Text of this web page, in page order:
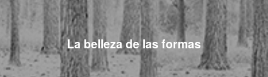
La belleza de las formas